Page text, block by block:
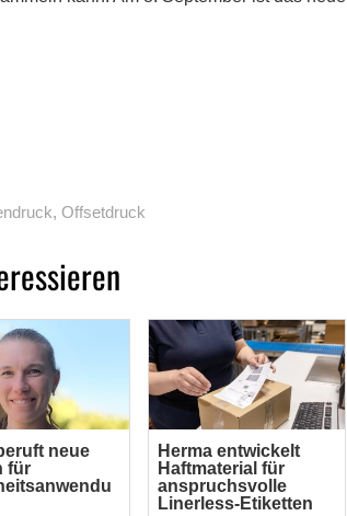
, Offsetdruck
neue
für
Herma entwickelt
Haftmaterial für
anspruchsvolle
Linerless-Etiketten